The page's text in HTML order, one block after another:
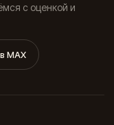
с оценкой и
MAX